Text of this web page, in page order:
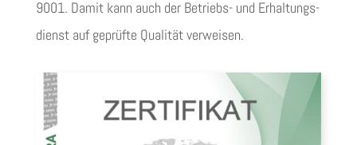
9001. Damit kann auch der Betriebs- und Erhal­tungs­
dienst auf geprüfte Qua­li­tät verweisen.